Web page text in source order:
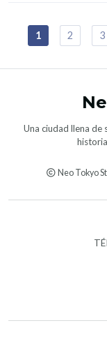
1 2 3
Una ciudad llena de
Neo Tokyo